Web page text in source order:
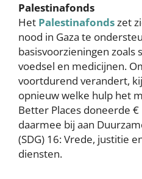
Palestinafonds
Het Palestinafondszet
nood in Gaza te
basisvoorzieningen zoals
voedsel en medicijnen.
voortdurend verandert,
opnieuw welke hulp het
Better Places doneerde
daarmee bij aan
(SDG) 16: Vrede, justitie
diensten.